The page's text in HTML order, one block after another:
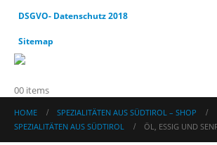
DSGVO- Datenschutz 2018
Sitemap
00 items
HOME
SPEZIALITÄTEN AUS SÜDTIROL – SHOP
SPEZIALITÄTEN AUS SÜDTIROL
ÖL, ESSIG UND